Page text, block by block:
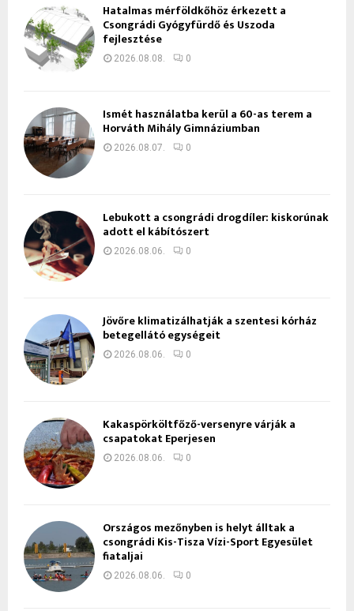
Hatalmas mérföldkőhöz érkezett a
Csongrádi Gyógyfürdő és Uszoda
fejlesztése
2026.08.08. 0
Ismét használatba kerül a 60-as terem a
Horváth Mihály Gimnáziumban
2026.08.07. 0
Lebukott a csongrádi drogdíler: kiskorúnak
adott el kábítószert
2026.08.06. 0
Jövőre klimatizálhatják a szentesi kórház
betegellátó egységeit
2026.08.06. 0
Kakaspörköltfőző-versenyre várják a
csapatokat Eperjesen
2026.08.06. 0
Országos mezőnyben is helyt álltak a
csongrádi Kis-Tisza Vízi-Sport Egyesület
fiataljai
2026.08.06. 0